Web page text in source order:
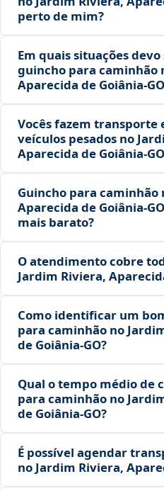
perto de mim?
Em quais situações
guincho para caminhão
Aparecida de
Vocês fazem transporte
veículos pesados no
Aparecida de
Guincho para caminhão
Aparecida de
mais barato?
O atendimento cobre
Jardim Riviera,
Como identificar um
para caminhão no
de Goiânia‑GO?
Qual o tempo médio de
para caminhão no
de Goiânia‑GO?
É possível agendar
no Jardim Riviera,